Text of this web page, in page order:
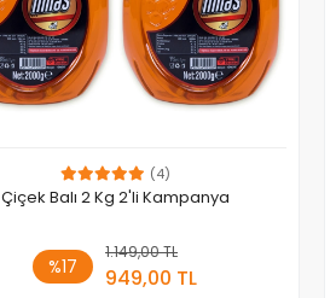
(4)
Çiçek Balı 2 Kg 2'li Kampanya
%17
1.149,00 TL
949,00 TL
Sepete Ekle